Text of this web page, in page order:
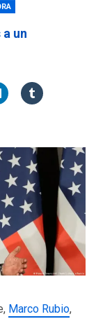
un
Marco Rubio,